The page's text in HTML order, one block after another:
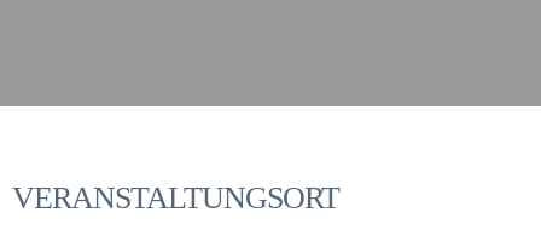
VERANSTALTUNGSORT